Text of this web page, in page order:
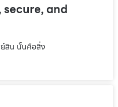
and
สิน นั้นคือสิ่ง